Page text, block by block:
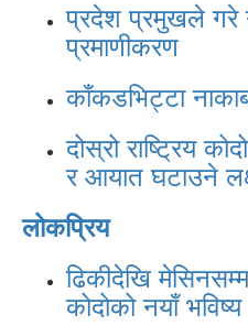
प्रदेश प्रमुखले गरे
प्रमाणीकरण
काँकडभिट्टा
दोस्रो राष्ट्रिय
र आयात घटाउने
लोकप्रिय
ढिकीदेखि
कोदोको नयाँ भविष्य